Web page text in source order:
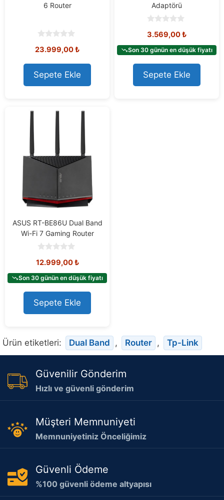
6 Router
o
t
o
f
5
23.999,00₺
Sepete Ekle
Adaptörü
o
t
o
f
5
3.569,00₺
Son 30 günün en düşük fiyatı
Sepete Ekle
ASUS RT-BE86U Dual Band
Wi-Fi 7 Gaming Router
o
t
o
f
5
12.999,00₺
Son 30 günün en düşük fiyatı
Sepete Ekle
Ürün etiketleri: Dual Band , Router , Tp-Link
Güvenilir Gönderim
Hızlı ve güvenli gönderim
Müşteri Memnuniyeti
Memnuniyetiniz Önceliğimiz
Güvenli Ödeme
%100 güvenli ödeme altyapısı